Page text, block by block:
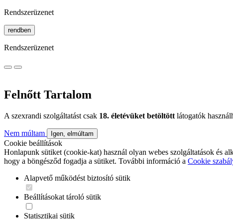
Rendszerüzenet
rendben
Rendszerüzenet
Felnőtt Tartalom
A szexrandi szolgáltatást csak 18. életévüket betöltött látogatók
Nem múltam Igen, elmúltam
Cookie beállítások
Honlapunk sütiket (cookie-kat) használ olyan webes szolgáltatások és
hogy a böngésződ fogadja a sütiket. További információ a Cookie
Alapvető működést biztosító sütik
Beállításokat tároló sütik
Statisztikai sütik